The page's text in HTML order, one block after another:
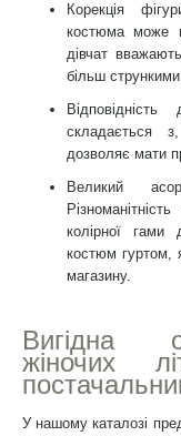
Корекція
костюма може
дівчат
більш
складається
дозволяє мати
Великий
колірної гами
костюм гуртом,
магазину.
Вигідна
жіночих
У нашому каталозі